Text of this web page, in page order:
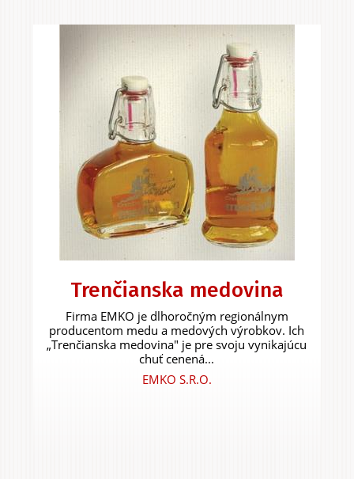
Trenčianska medovina
Firma EMKO je dlhoročným regionálnym
producentom medu a medových výrobkov. Ich
„Trenčianska medovina" je pre svoju vynikajúcu
chuť cenená...
EMKO S.R.O.